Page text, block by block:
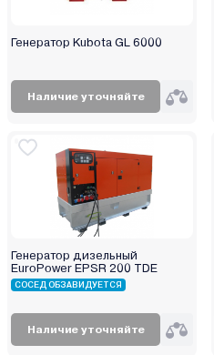
Диолд
Инстар
Калибр
Кратон
Победа
Ресанта
Сибртех
Энергомаш
Генератор Kubota GL 6000
Наличие уточняйте
Генератор дизельный
EuroPower EPSR 200 TDE
СОСЕД ОБЗАВИДУЕТСЯ
Наличие уточняйте